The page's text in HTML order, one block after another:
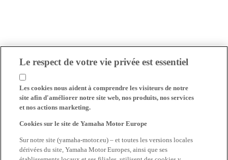
Le respect de votre vie privée est essentiel
Les cookies nous aident à comprendre les visiteurs de notre
site afin d'améliorer notre site web, nos produits, nos services
et nos actions marketing.
Cookies sur le site de Yamaha Motor Europe
Sur notre site (yamaha-motor.eu) – et toutes les versions locales
dérivées du site, Yamaha Motor Europes, ainsi que ses